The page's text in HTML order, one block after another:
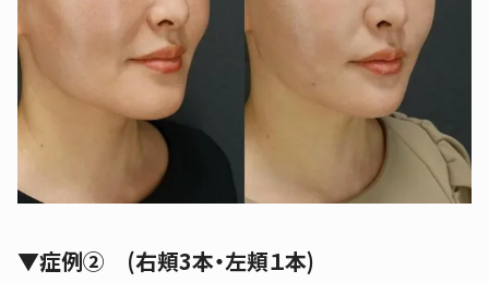
▼症例② (右頬3本・左頬１本)